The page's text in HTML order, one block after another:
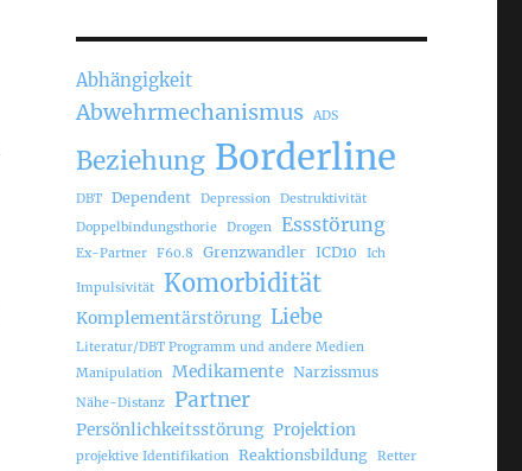
Abhängigkeit
Abwehrmechanismus ADS
Beziehung Borderline
DBT Dependent Depression
Destruktivität
Doppelbindungsthorie
Drogen Essstörung
Ex-Partner F60.8 Grenzwandler ICD10 Ich
Impulsivität Komorbidität
Komplementärstörung Liebe
Literatur/DBT Programm und andere Medien
Manipulation
Medikamente Narzissmus
Nähe-Distanz Partner
Persönlichkeitsstörung Projektion
projektive Identifikation Reaktionsbildung Retter